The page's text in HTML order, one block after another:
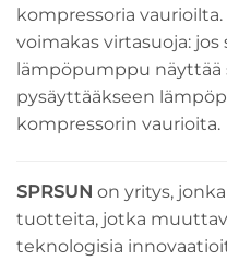
kompressoria vaurioilta.
voimakas virtasuoja:
lämpöpumppu
pysäyttääkseen
kompressorin vaurioita.
SPRSUN on yritys,
tuotteita, jotka
teknologisia